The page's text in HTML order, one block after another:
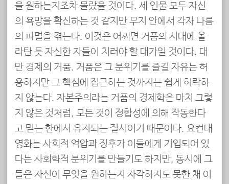
을 원하는지조차 몰랐을 것이다. 세 인물 모두 자신
의 욕망을 확신하는 것 같지만 무지 안에서 각자 나름
의 파멸을 겪는다. 이것은 어쩌면 거품의 시대에 올
라탄 듯 자신한 자들이 치러야 할 대가일 것이다. 대
만 경제의 거품. 거품은 그 분위기를 즐길 자유는 허
용하지만 그 핵심에 접근하는 것까지는 쉽게 허락하
지 않는다. 자본주의라는 거품의 경제학은 마치 그렇
지 않은 것처럼, 모든 것이 정합성에 의해 작동한다
고 믿는 한에서 유지되는 질서이기 때문이다. 요컨대
영화는 사회적 억압과 징후가 이들에게 기입되어 있
다는 사회학적 분위기를 만들기도 하지만, 동시에 그
들은 자신이 무엇을 원하는지 자각하지도 못한 채 이